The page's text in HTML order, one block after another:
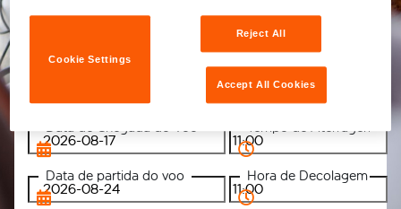
Aeroporto de Chegada
Data de Chegada do Voo Tempo de Aterragem
Data de partida do voo Hora de Decolagem
Reject All
Accept All Cookies
Cookie Settings